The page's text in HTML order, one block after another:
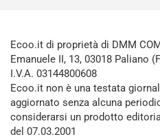
Ecoo.it di proprietà di DMM
Emanuele II, 13, 03018 Paliano
I.V.A. 03144800608
Ecoo.it non è una testata
aggiornato senza alcuna
considerarsi un prodotto
del 07.03.2001